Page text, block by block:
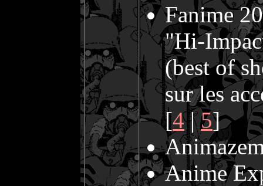
Fanime
"Hi-
(best of
sur les
[4|5]
Anime